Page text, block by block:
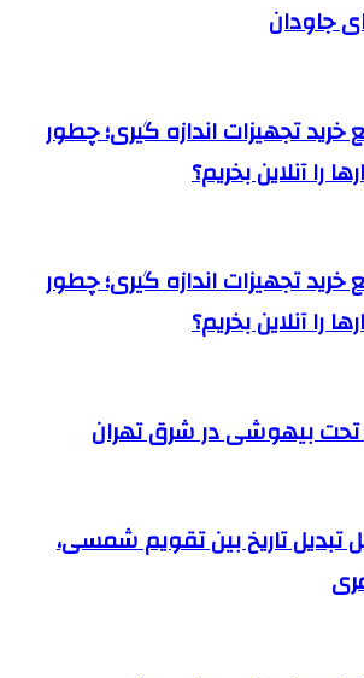
جاودان
خرید تجهیزات اندازه گیری؛ چطور
را آنلاین بخریم؟
خرید تجهیزات اندازه گیری؛ چطور
را آنلاین بخریم؟
تحت بیهوشی در شرق تهران
تبدیل تاریخ بین تقویم شمسی،